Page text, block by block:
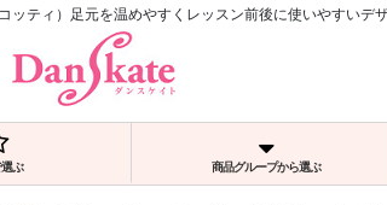
ッティ）足元を温めやすくレッスン前後に使いやすいデ
ぶ 商品グループから選ぶ